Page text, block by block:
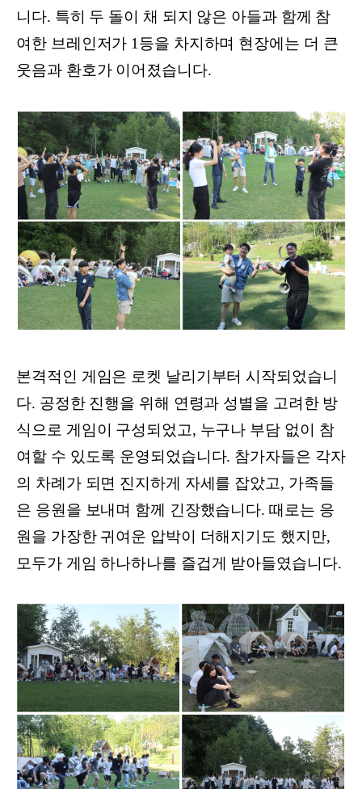
니다. 특히 두 돌이 채 되지 않은 아들과 함께 참
여한 브레인저가 1등을 차지하며 현장에는 더 큰
웃음과 환호가 이어졌습니다.
본격적인 게임은 로켓 날리기부터 시작되었습니
다. 공정한 진행을 위해 연령과 성별을 고려한 방
식으로 게임이 구성되었고, 누구나 부담 없이 참
여할 수 있도록 운영되었습니다. 참가자들은 각자
의 차례가 되면 진지하게 자세를 잡았고, 가족들
은 응원을 보내며 함께 긴장했습니다. 때로는 응
원을 가장한 귀여운 압박이 더해지기도 했지만,
모두가 게임 하나하나를 즐겁게 받아들였습니다.